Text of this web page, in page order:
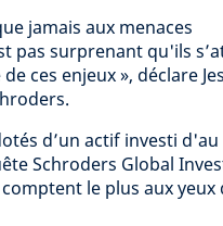
jamais aux menaces
pas surprenant qu'ils
ces enjeux », déclare
d’un actif investi
Schroders Global
le plus aux yeux